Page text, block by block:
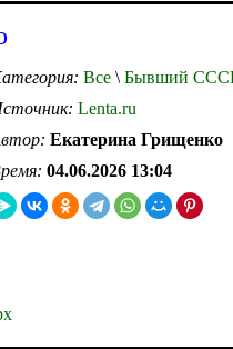
Все \ Бывший
Lenta.ru
Екатерина Грищенко
04.06.2026 13:04